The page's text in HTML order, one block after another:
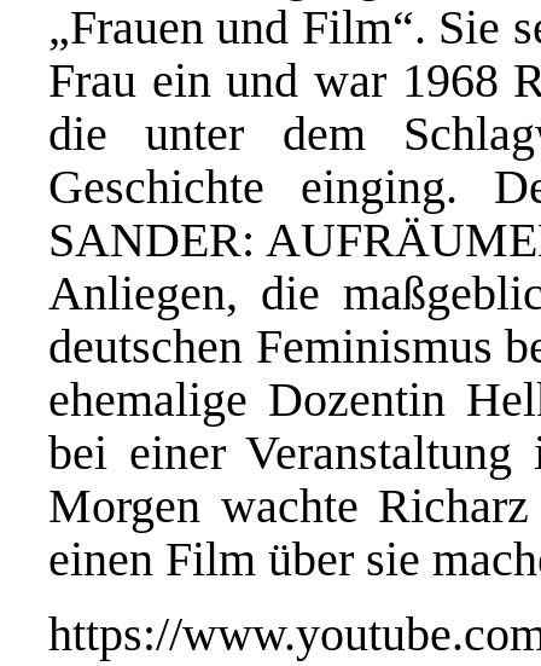
„Frauen und Film“. Sie
Frau ein und war 1968
die unter dem
Geschichte einging.
SANDER:
Anliegen, die
deutschen Feminismus
ehemalige Dozentin
bei einer
Morgen wachte
einen Film über sie
https://